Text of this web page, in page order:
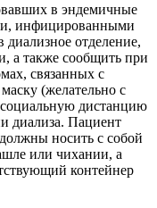
в эндемичные
инфицированными
диализное отделение,
а также сообщить при
связанных с
(желательно с
дистанцию
диализа. Пациент
носить с собой
или чихании, а
контейнер